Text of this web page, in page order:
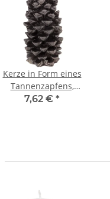
Kerze in Form eines
Tannenzapfens,
Figurenkerze,
7,62 € *